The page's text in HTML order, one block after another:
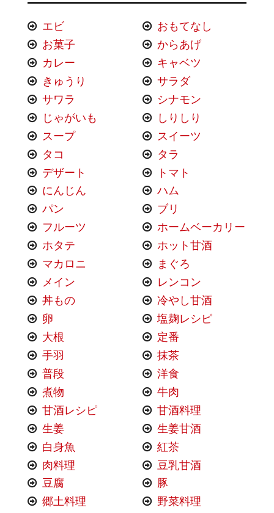
エビ
おもてなし
お菓子
からあげ
カレー
キャベツ
きゅうり
サラダ
サワラ
シナモン
じゃがいも
しりしり
スープ
スイーツ
タコ
タラ
デザート
トマト
にんじん
ハム
パン
ブリ
フルーツ
ホームベーカリー
ホタテ
ホット甘酒
マカロニ
まぐろ
メイン
レンコン
丼もの
冷やし甘酒
卵
塩麹レシピ
大根
定番
手羽
抹茶
普段
洋食
煮物
牛肉
甘酒レシピ
甘酒料理
生姜
生姜甘酒
白身魚
紅茶
肉料理
豆乳甘酒
豆腐
豚
郷土料理
野菜料理